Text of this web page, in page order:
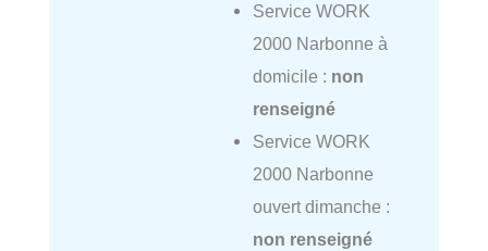
Service WORK
2000 Narbonne à
domicile : non
renseigné
Service WORK
2000 Narbonne
ouvert dimanche :
non renseigné